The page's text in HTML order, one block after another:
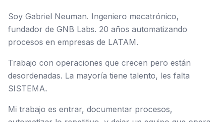
Soy Gabriel Neuman. Ingeniero mecatrónico,
fundador de GNB Labs. 20 años automatizando
procesos en empresas de LATAM.
Trabajo con operaciones que crecen pero están
desordenadas. La mayoría tiene talento, les falta
SISTEMA.
Mi trabajo es entrar, documentar procesos,